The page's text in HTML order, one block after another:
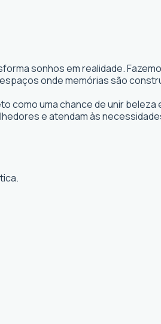
sonhos em realidade.
onde memórias são
como uma chance de unir beleza
e atendam às